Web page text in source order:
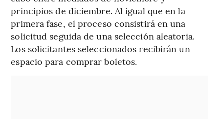
principios de diciembre. Al igual que en la
primera fase, el proceso consistirá en una
solicitud seguida de una selección aleatoria.
Los solicitantes seleccionados recibirán un
espacio para comprar boletos.